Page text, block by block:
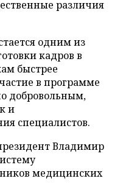
различия
одним из
кадров в
быстрее
в программе
добровольным,
и
специалистов.
Владимир
медицинских